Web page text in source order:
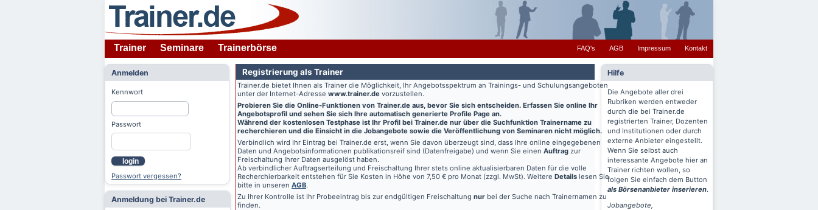
Trainer Seminare Trainerbörse FAQ's AGB Impressum Kontakt
Anmelden
Kennwort
Passwort
login
Passwort vergessen?
Anmeldung bei Trainer.de
Hilfe
Die Angebote aller drei
Rubriken werden entweder
durch die bei Trainer.de
registrierten Trainer, Dozenten
und Institutionen oder durch
externe Anbieter eingestellt.
Wenn Sie selbst auch
interessante Angebote hier an
Trainer richten wollen, so
folgen Sie einfach dem Button
als Börsenanbieter inserieren.
Jobangebote,
Registrierung als Trainer
Trainer.de bietet Ihnen als Trainer die Möglichkeit, Ihr Angebotsspektrum an Trainings- und Schulungsangeboten
unter der Internet-Adresse www.trainer.de vorzustellen.
Probieren Sie die Online-Funktionen von Trainer.de aus, bevor Sie sich entscheiden. Erfassen Sie online Ihr
Angebotsprofil und sehen Sie sich Ihre automatisch generierte Profile Page an.
Während der kostenlosen Testphase ist Ihr Profil bei Trainer.de nur über die Suchfunktion Trainername zu
recherchieren und die Einsicht in die Jobangebote sowie die Veröffentlichung von Seminaren nicht möglich.
Verbindlich wird Ihr Eintrag bei Trainer.de erst, wenn Sie davon überzeugt sind, dass Ihre online eingegebenen
Daten und Angebotsinformationen publikationsreif sind (Datenfreigabe) und wenn Sie einen Auftrag zur
Freischaltung Ihrer Daten ausgelöst haben.
Ab verbindlicher Auftragserteilung und Freischaltung Ihrer stets online aktualisierbaren Daten für die volle
Recherchierbarkeit entstehen für Sie Kosten in Höhe von 7,50 € pro Monat (zzgl. MwSt). Weitere Details lesen Sie
bitte in unseren AGB.
Zu Ihrer Kontrolle ist Ihr Probeeintrag bis zur endgültigen Freischaltung nur bei der Suche nach Trainernamen zu
finden.